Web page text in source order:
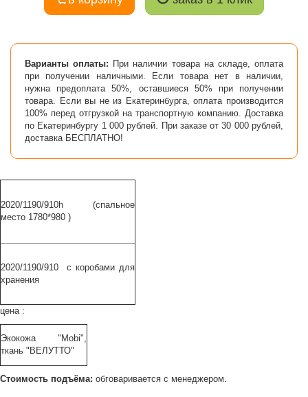
Варианты оплаты: При наличии товара на складе, оплата
при получении наличными. Если товара нет в наличии,
нужна предоплата 50%, оставшиеся 50% при получении
товара. Если вы не из Екатеринбурга, оплата производится
100% перед отгрузкой на транспортную компанию. Доставка
по Екатеринбургу 1 000 рублей. При заказе от 30 000 рублей,
доставка БЕСПЛАТНО!
2020/1190/910h (спальное
место 1780*980 )
2020/1190/910 с коробами для
хранения
цена :
Экокожа "Mobi",
ткань "ВЕЛУТТО"
Стоимость подъёма: обговаривается с менеджером.